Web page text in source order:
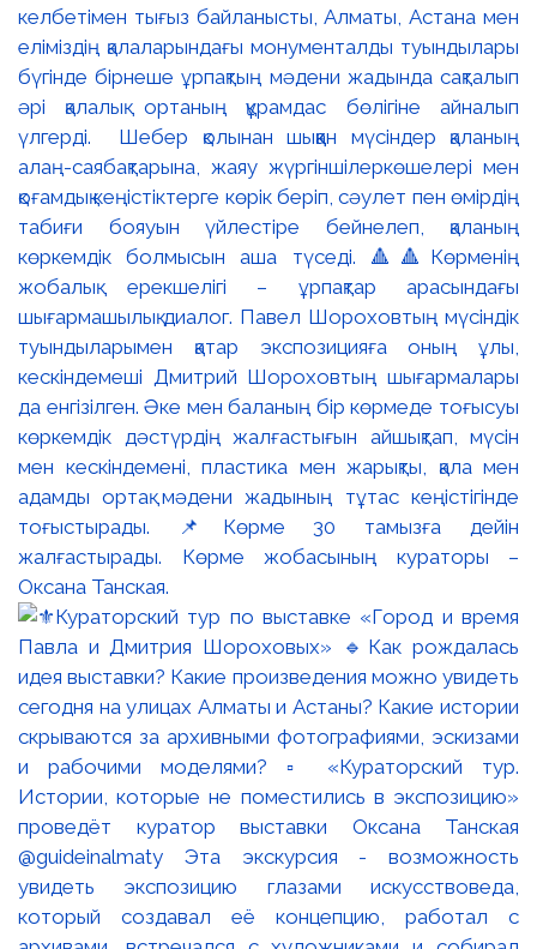
келбетімен тығыз байланысты, Алматы, Астана мен
еліміздің қалаларындағы монументалды туындылары
бүгінде бірнеше ұрпақтың мәдени жадында сақталып
әрі қалалық ортаның құрамдас бөлігіне айналып
үлгерді. Шебер қолынан шыққан мүсіндер қаланың
алаң-саябақтарына, жаяу жүргіншілеркөшелері мен
қоғамдық кеңістіктерге көрік беріп, сәулет пен өмірдің
табиғи бояуын үйлестіре бейнелеп, қаланың
көркемдік болмысын аша түседі. 🔺🔺Көрменің
жобалық ерекшелігі – ұрпақтар арасындағы
шығармашылық диалог. Павел Шороховтың мүсіндік
туындыларымен қатар экспозицияға оның ұлы,
кескіндемеші Дмитрий Шороховтың шығармалары
да енгізілген. Әке мен баланың бір көрмеде тоғысуы
көркемдік дәстүрдің жалғастығын айшықтап, мүсін
мен кескіндемені, пластика мен жарықты, қала мен
адамды ортақ мәдени жадының тұтас кеңістігінде
тоғыстырады. 📌Көрме 30 тамызға дейін
жалғастырады. Көрме жобасының кураторы –
Оксана Танская.